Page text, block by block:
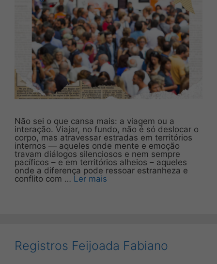
Não sei o que cansa mais: a viagem ou a
interação. Viajar, no fundo, não é só deslocar o
corpo, mas atravessar estradas em territórios
internos — aqueles onde mente e emoção
travam diálogos silenciosos e nem sempre
pacíficos – e em territórios alheios – aqueles
onde a diferença pode ressoar estranheza e
conflito com … Ler mais
Registros Feijoada Fabiano